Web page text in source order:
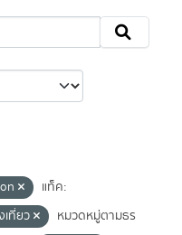
แท็ค:
ที่ยว
หมวดหมู่ตามธร